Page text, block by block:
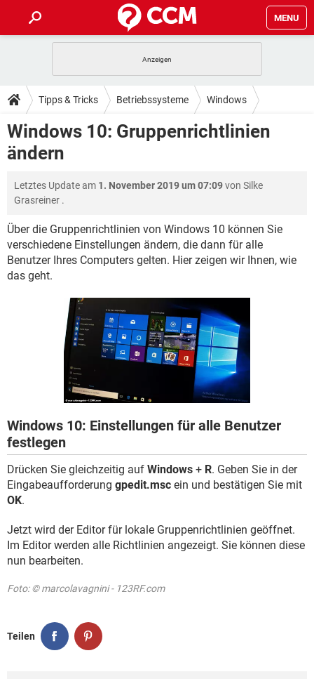
MENU
ANDROID IOS
WINDOWS 10 INSTAGRAM
WHATSAPP
TIPPS & TRICKS
SPIELE STREAMING
ANDROID IOS
WHATSAPP TIKTOK
DOWNLOADS
SPIELE
WINDOWS 10
WHATSAPP TIKTOK
FACEBOOK HARDWARE
FORUM
SPIELE STREAMING
WINDOWS 10 INSTAGRAM
WHATSAPP TIKTOK
FACEBOOK
LEXIKON
SPIELE STREAMING
ANDROID IOS
WINDOWS 10
HARDWARE
Tipps & Tricks Betriebssysteme Windows
Windows 10
Windows 10: Gruppenrichtlinien
ändern
Letztes Update am 1. November 2019 um 07:09von Silke
Grasreiner .
Über die Gruppenrichtlinien von Windows 10 können Sie
verschiedene Einstellungen ändern, die dann für alle
Benutzer Ihres Computers gelten. Hier zeigen wir Ihnen, wie
das geht.
Windows 10: Einstellungen für alle Benutzer
festlegen
Drücken Sie gleichzeitig auf Windows + R. Geben Sie in der
Eingabeaufforderung gpedit.msc ein und bestätigen Sie mit
OK.
Jetzt wird der Editor für lokale Gruppenrichtlinien geöffnet.
Im Editor werden alle Richtlinien angezeigt. Sie können diese
nun bearbeiten.
Foto: © marcolavagnini - 123RF.com
Teilen